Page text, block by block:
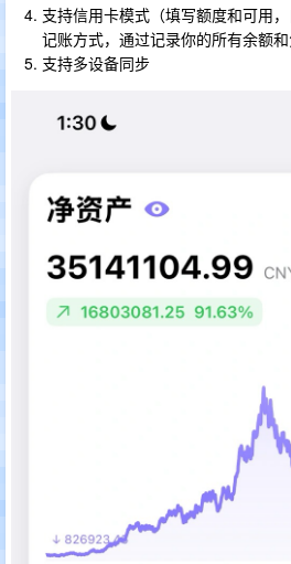
支持信用卡模式（填写额度和可用
记账方式，通过记录你的所有余额
支持多设备同步